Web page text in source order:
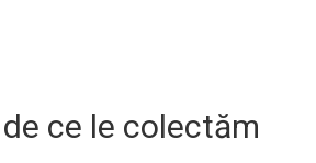
ce le colectăm